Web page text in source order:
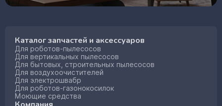
Каталог запчастей и аксессуаров
Для роботов-пылесосов
Для вертикальных пылесосов
Для бытовых, строительных пылесосов
Для воздухоочистителей
Для электрошвабр
Для роботов-газонокосилок
Моющие средства